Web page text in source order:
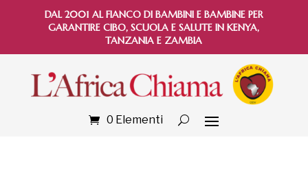
DAL 2001 AL FIANCO DI BAMBINI E BAMBINE PER
GARANTIRE CIBO, SCUOLA E SALUTE IN KENYA,
TANZANIA E ZAMBIA
0 Elementi